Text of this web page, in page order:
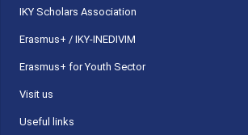
ΙΚΥ Scholars Association
Erasmus+ / IKY-INEDIVIM
Erasmus+ for Youth Sector
Visit us
Useful links